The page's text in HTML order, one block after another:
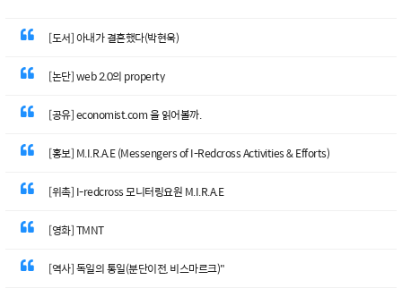
[도서] 아내가 결혼했다(박현욱)
[논단] web 2.0의 property
[공유] economist.com 을 읽어볼까.
[홍보] M.I.R.A.E (Messengers of I-Redcross Activities & Efforts)
[위촉] I-redcross 모니터링요원 M.I.R.A.E
[영화] TMNT
[역사] 독일의 통일(분단이전, 비스마르크)"